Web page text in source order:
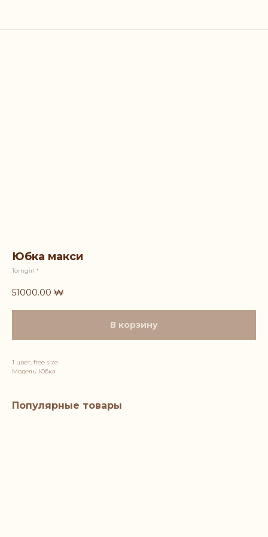
Юбка макси
Tomgirl *
51000.00 ₩
В корзину
1 цвет, free size
Модель: Юбка
Популярные товары